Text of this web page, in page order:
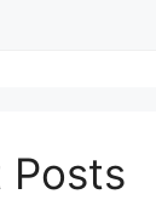
Posts